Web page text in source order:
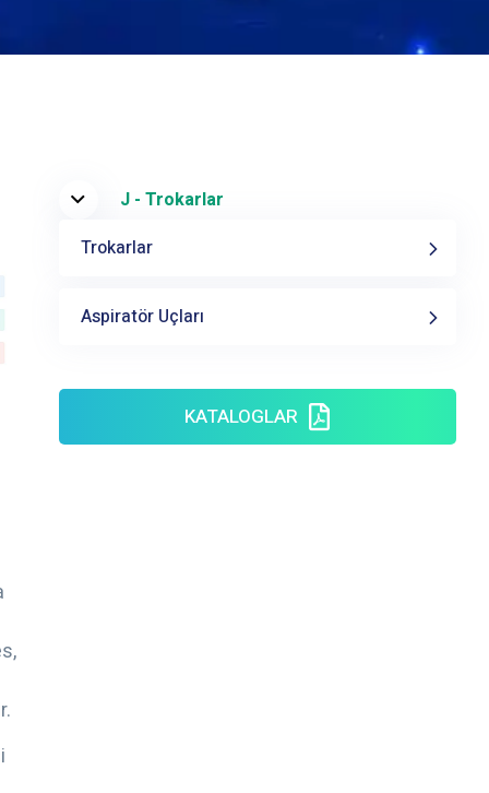
J - Trokarlar
Trokarlar
Aspiratör Uçları
KATALOGLAR